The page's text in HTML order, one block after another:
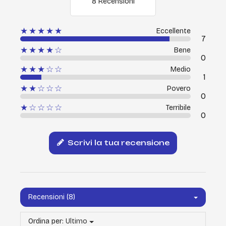
★★★★★ Eccellente
7
★★★★☆
Bene
0
★★★☆☆
Medio
1
★★☆☆☆
Povero
0
★☆☆☆☆
Terribile
0
Scrivi la tua recensione
Recensioni (8)
Ordina per: Ultimo